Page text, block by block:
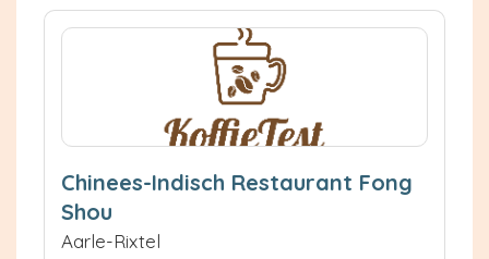
Chinees-Indisch Restaurant Fong
Shou
Aarle-Rixtel